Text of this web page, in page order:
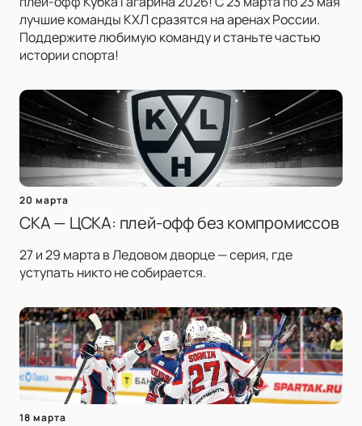
лучшие команды КХЛ сразятся на аренах России.
Поддержите любимую команду и станьте частью
истории спорта!
20 марта
СКА — ЦСКА: плей-офф без компромиссов
27 и 29 марта в Ледовом дворце — серия, где
уступать никто не собирается.
18 марта